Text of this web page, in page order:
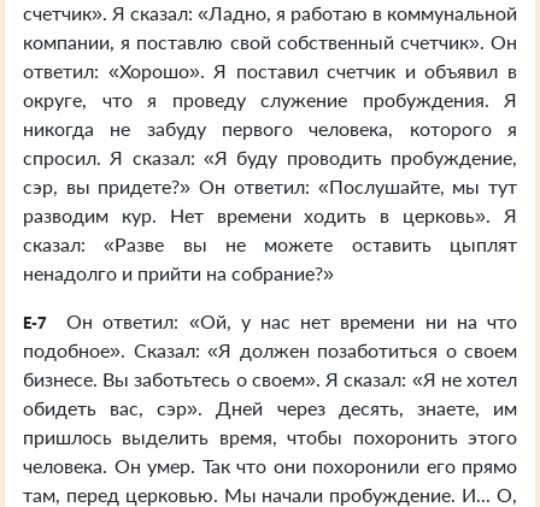
счетчик». Я сказал: «Ладно, я работаю в коммунальной
компании, я поставлю свой собственный счетчик». Он
ответил: «Хорошо». Я поставил счетчик и объявил в
округе, что я проведу служение пробуждения. Я
никогда не забуду первого человека, которого я
спросил. Я сказал: «Я буду проводить пробуждение,
сэр, вы придете?» Он ответил: «Послушайте, мы тут
разводим кур. Нет времени ходить в церковь». Я
сказал: «Разве вы не можете оставить цыплят
ненадолго и прийти на собрание?»
E-7
Он ответил: «Ой, у нас нет времени ни на что
подобное». Сказал: «Я должен позаботиться о своем
бизнесе. Вы заботьтесь о своем». Я сказал: «Я не хотел
обидеть вас, сэр». Дней через десять, знаете, им
пришлось выделить время, чтобы похоронить этого
человека. Он умер. Так что они похоронили его прямо
там, перед церковью. Мы начали пробуждение. И... О,